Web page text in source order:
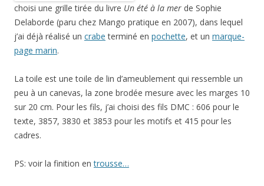
choisi une grille tirée du livre Un été à la mer de Sophie
Delaborde (paru chez Mango pratique en 2007), dans lequel
j’ai déjà réalisé un crabe terminé en pochette, et un marque-
page marin.
La toile est une toile de lin d’ameublement qui ressemble un
peu à un canevas, la zone brodée mesure avec les marges 10
sur 20 cm. Pour les fils, j’ai choisi des fils DMC : 606 pour le
texte, 3857, 3830 et 3853 pour les motifs et 415 pour les
cadres.
PS: voir la finition entrousse…